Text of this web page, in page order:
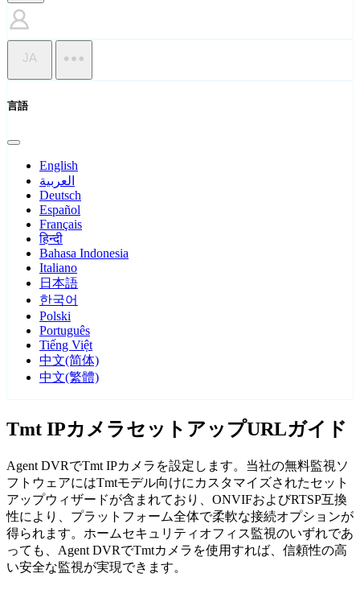
JA
言語
English
العربية
Deutsch
Español
Français
हिन्दी
Bahasa Indonesia
Italiano
日本語
한국어
Polski
Português
Tiếng Việt
中文(简体)
中文(繁體)
Tmt IPカメラセットアップURLガイド
Agent DVRでTmt IPカメラを設定します。当社の無料監視ソ
フトウェアにはTmtモデル向けにカスタマイズされたセット
アップウィザードが含まれており、ONVIFおよびRTSP互換
性により、プラットフォーム全体で柔軟な接続オプションが
得られます。ホームセキュリティオフィス監視のいずれであ
っても、Agent DVRでTmtカメラを使用すれば、信頼性の高
い安全な監視が実現できます。